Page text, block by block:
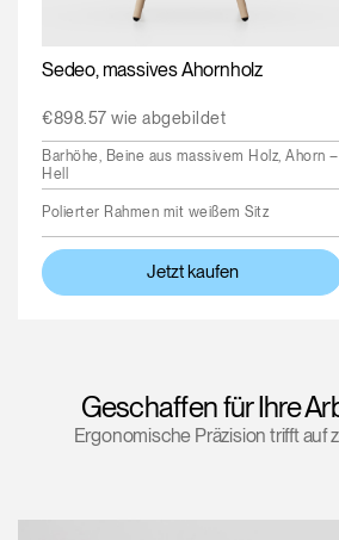
Sedeo, massives Ahornholz
€898.57 wie abgebildet
Barhöhe, Beine aus massivem Holz, Ahorn –
Hell
Polierter Rahmen mit weißem Sitz
Jetzt kaufen
Geschaffen für Ihre
Ergonomische Präzision trifft auf